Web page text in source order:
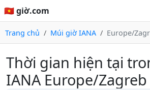
🇻🇳 giờ.com
Trang chủ Múi giờ IANA Europe/
Thời gian hiện tại
IANA Europe/Zagreb